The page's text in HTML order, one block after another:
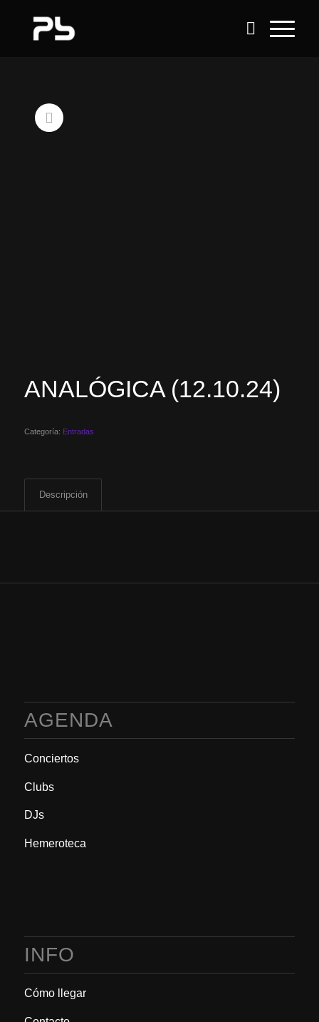
ANALÓGICA (12.10.24)
Categoría: Entradas
Descripción
AGENDA
Conciertos
Clubs
DJs
Hemeroteca
INFO
Cómo llegar